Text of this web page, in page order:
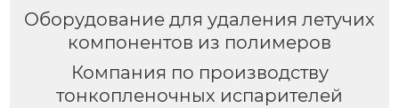
Оборудование для удаления летучих
компонентов из полимеров
Компания по производству
тонкопленочных испарителей